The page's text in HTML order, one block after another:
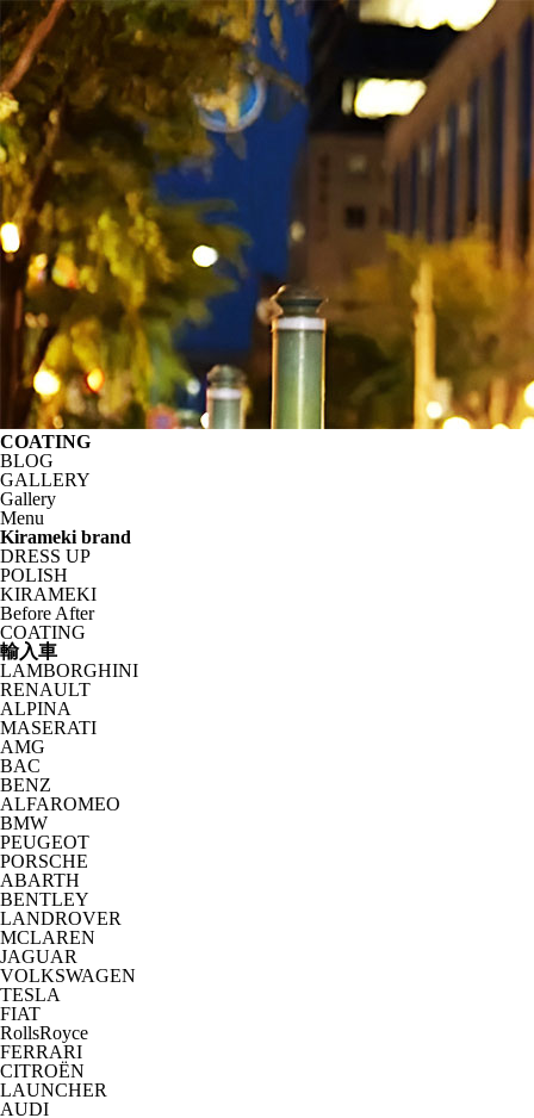
COATING
BLOG
GALLERY
Gallery
Menu
Kirameki brand
DRESS UP
POLISH
KIRAMEKI
Before After
COATING
輸入車
LAMBORGHINI
RENAULT
ALPINA
MASERATI
AMG
BAC
BENZ
ALFAROMEO
BMW
PEUGEOT
PORSCHE
ABARTH
BENTLEY
LANDROVER
MCLAREN
JAGUAR
VOLKSWAGEN
TESLA
FIAT
RollsRoyce
FERRARI
CITROËN
LAUNCHER
AUDI